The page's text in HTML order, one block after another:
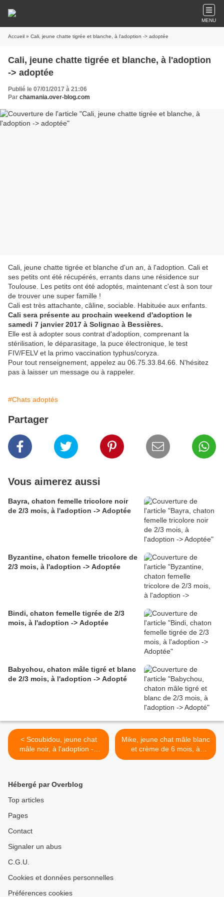
MENU
Accueil » Cali, jeune chatte tigrée et blanche, à l'adoption -> adoptée
Cali, jeune chatte tigrée et blanche, à l'adoption
-> adoptée
Publié le 07/01/2017 à 21:06
Par chamania.over-blog.com
Cali, jeune chatte tigrée et blanche d'un an, à l'adoption. Cali et
ses petits ont été récupérés, errants dans une résidence sur
Toulouse. Les petits ont été adoptés, maintenant c'est à son tour
de trouver une super famille !
Cali est très attachante, câline, sociable. Habituée aux enfants.
Cali sera présente au prochain weekend d'adoption le
samedi 7 janvier 2017 à Solignac à Bessières.
Elle est à adopter sous contrat d'adoption, comprenant la
stérilisation, le déparasitage, la puce électronique, le test
FIV/FELV et la primo vaccination typhus/coryza.
Pour tout renseignement, appelez au 06.75.33.84.66. N'hésitez
pas à laisser un message ou à rappeler.
#Chats adoptés
Partager
Vous aimerez aussi
Bayra, chaton femelle tricolore noir
de 2/3 mois, à l'adoption -> Adoptée
Byzantine, chaton femelle tricolore de
2/3 mois, à l'adoption -> Adoptée
Bindi, chaton femelle tigrée de 2/3
mois, à l'adoption -> Adoptée
Babychou, chaton mâle tigré et blanc
de 2/3 mois, à l'adoption -> Adopté
< Scoubidou, jeune chat
mâle noir, à l'adoption ->
adopté
Mike, jeune chat mâle blanc
et crème de 6 mois, à
l'adoption -> adopté >
Hébergé par Overblog
Top articles
Pages
Contact
Signaler un abus
C.G.U.
Cookies et données personnelles
Préférences cookies